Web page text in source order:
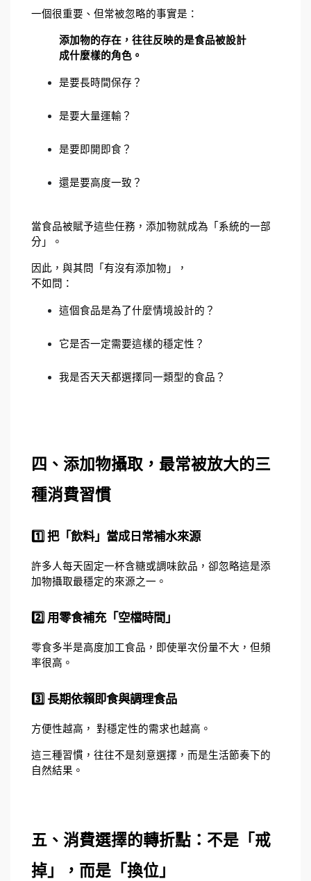
一個很重要、但常被忽略的事實是：
添加物的存在，往往反映的是食品被設計
成什麼樣的角色。
是要長時間保存？
是要大量運輸？
是要即開即食？
還是要高度一致？
當食品被賦予這些任務，添加物就成為「系統的一部
分」。
因此，與其問「有沒有添加物」，
不如問：
這個食品是為了什麼情境設計的？
它是否一定需要這樣的穩定性？
我是否天天都選擇同一類型的食品？
四、添加物攝取，最常被放大的三
種消費習慣
1️⃣ 把「飲料」當成日常補水來源
許多人每天固定一杯含糖或調味飲品，卻忽略這是添
加物攝取最穩定的來源之一。
2️⃣ 用零食補充「空檔時間」
零食多半是高度加工食品，即使單次份量不大，但頻
率很高。
3️⃣ 長期依賴即食與調理食品
方便性越高， 對穩定性的需求也越高。
這三種習慣，往往不是刻意選擇，而是生活節奏下的
自然結果。
五、消費選擇的轉折點：不是「戒
掉」，而是「換位」